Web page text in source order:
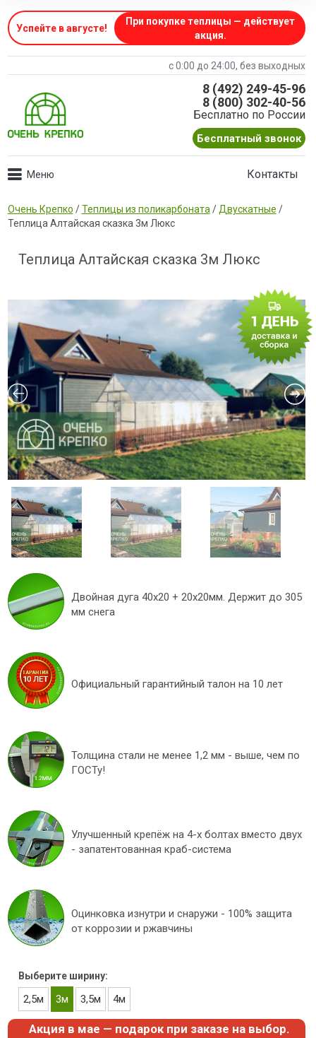
Успейте в августе!
При покупке теплицы — действует
акция.
с 0:00 до 24:00, без выходных
8 (492) 249-45-96
8 (800) 302-40-56
Бесплатно по России
Бесплатный звонок
Контакты
Очень Крепко /Теплицы из поликарбоната / Двускатные /
Теплица Алтайская сказка 3м Люкс
Теплица Алтайская сказка 3м Люкс
Двойная дуга 40х20 + 20х20мм. Держит до 305
мм снега
Официальный гарантийный талон на 10 лет
Толщина стали не менее 1,2 мм - выше, чем по
ГОСТу!
Улучшенный крепёж на 4-х болтах вместо двух
- запатентованная краб-система
Оцинковка изнутри и снаружи - 100% защита
от коррозии и ржавчины
Выберите ширину:
2,5м 3м 3,5м 4м
Акция в мае — подарок при заказе на выбор.